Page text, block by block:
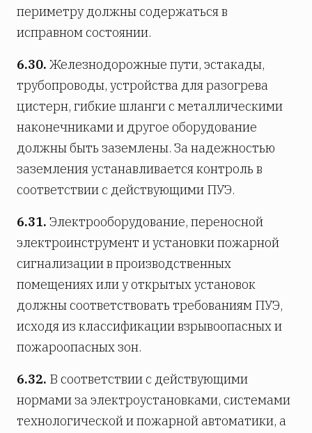
периметру должны содержаться в
исправном состоянии.
6.30. Железнодорожные пути, эстакады,
трубопроводы, устройства для разогрева
цистерн, гибкие шланги с металлическими
наконечниками и другое оборудование
должны быть заземлены. За надежностью
заземления устанавливается контроль в
соответствии с действующими ПУЭ.
6.31. Электрооборудование, переносной
электроинструмент и установки пожарной
сигнализации в производственных
помещениях или у открытых установок
должны соответствовать требованиям ПУЭ,
исходя из классификации взрывоопасных и
пожароопасных зон.
6.32. В соответствии с действующими
нормами за электроустановками, системами
технологической и пожарной автоматики, а